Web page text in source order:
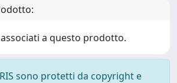
a questo prodotto.
sono protetti da copyright e